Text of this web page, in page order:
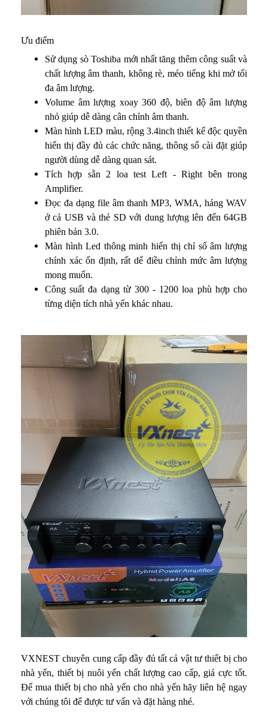
Ưu điểm
Sử dụng sò Toshiba mới nhất tăng thêm công suất và
chất lượng âm thanh, không rè, méo tiếng khi mở tối
đa âm lượng.
Volume âm lượng xoay 360 độ, biên độ âm lượng
nhỏ giúp dễ dàng cân chỉnh âm thanh.
Màn hình LED màu, rộng 3.4inch thiết kế độc quyền
hiển thị đầy đủ các chức năng, thông số cài đặt giúp
người dùng dễ dàng quan sát.
Tích hợp sẵn 2 loa test Left - Right bên trong
Amplifier.
Đọc đa dạng file âm thanh MP3, WMA, háng WAV
ở cả USB và thẻ SD với dung lượng lên đến 64GB
phiên bản 3.0.
Màn hình Led thông minh hiển thị chỉ số âm lượng
chính xác ổn định, rất dể điều chỉnh mức âm lượng
mong muốn.
Công suất đa dạng từ 300 - 1200 loa phù hợp cho
từng diện tích nhà yến khác nhau.
VXNEST chuyên cung cấp đầy đủ tất cả vật tư thiết bị cho
nhà yến, thiết bị nuôi yến chất lượng cao cấp, giá cực tốt.
Để mua thiết bị cho nhà yến cho nhà yến hãy liên hệ ngay
với chúng tôi để được tư vấn và đặt hàng nhé.